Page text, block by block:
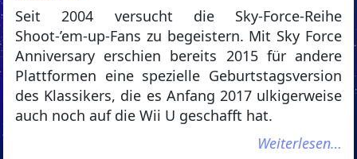
Seit 2004 versucht die Sky-Force-Reihe
Shoot-’em-up-Fans zu begeistern. Mit Sky Force
Anniversary erschien bereits 2015 für andere
Plattformen eine spezielle Geburtstagsversion
des Klassikers, die es Anfang 2017 ulkigerweise
auch noch auf die Wii U geschafft hat.
Weiterlesen…